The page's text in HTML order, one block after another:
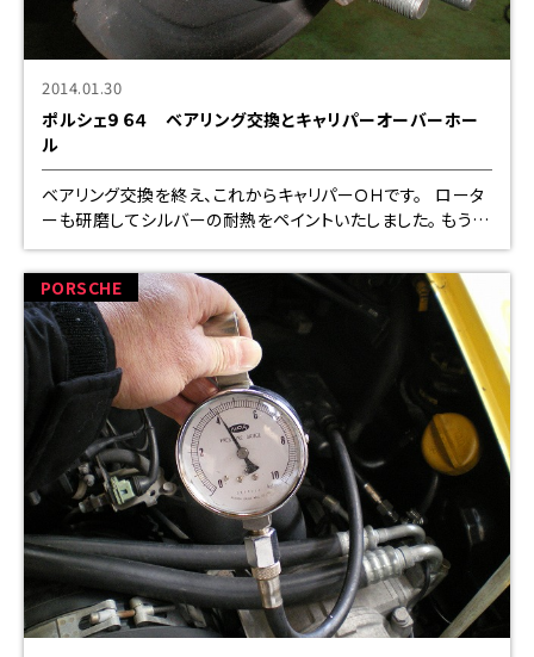
2014.01.30
ポルシェ９６４ ベアリング交換とキャリパーオーバーホー
ル
ベアリング交換を終え、これからキャリパーＯＨです。 ロータ
ーも研磨してシルバーの耐熱をペイントいたしました。 もうし
ばらくお待ちください
PORSCHE